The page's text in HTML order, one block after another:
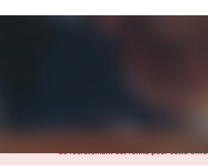
Le recrutement est fermé pour cette offre